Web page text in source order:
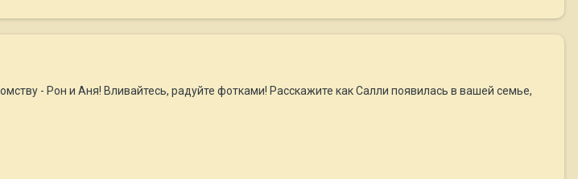
- Рон и Аня! Вливайтесь, радуйте фотками! Расскажите как Салли появилась в вашей семье,